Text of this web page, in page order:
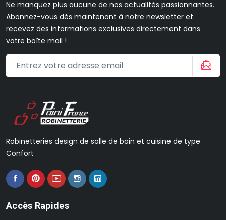
Ne manquez plus aucune de nos actualités passionnantes.
Abonnez-vous dès maintenant à notre newsletter et
recevez des informations exclusives directement dans
votre boîte mail !
Robinetteries design de salle de bain et cuisine de type
Confort
Accès Rapides